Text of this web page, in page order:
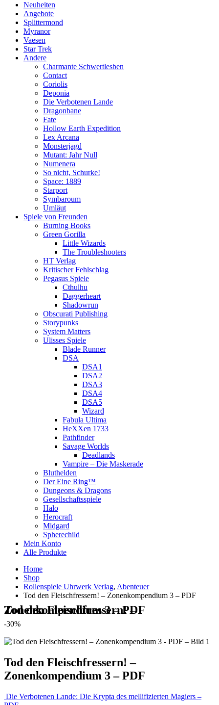
Neuheiten
Angebote
Splittermond
Myranor
Vaesen
Star Trek
Andere
Charmante Schwertlesben
Contact
Coriolis
Deponia
Die Verbotenen Lande
Dragonbane
Fate
Hollow Earth Expedition
Lex Arcana
Monsterjagd
Mutant: Jahr Null
Numenera
So nicht, Schurke!
Space: 1889
Starport
Symbaroum
Umläut
Spiele von Freunden
Burning Books
Green Gorilla
Little Wizards
The Troubleshooters
HT Verlag
Kritischer Fehlschlag
Pegasus Spiele
Cthulhu
Daggerheart
Shadowrun
Obscurati Publishing
Storypunks
System Matters
Ulisses Spiele
Blade Runner
DSA
DSA1
DSA2
DSA3
DSA4
DSA5
Wizard
Fabula Ultima
HeXXen 1733
Pathfinder
Savage Worlds
Deadlands
Vampire – Die Maskerade
Bluthelden
Der Eine Ring™
Dungeons & Dragons
Gesellschaftsspiele
Halo
Herocraft
Midgard
Spherechild
Mein Konto
Alle Produkte
Home
Shop
Rollenspiele Uhrwerk Verlag, Abenteuer
Tod den Fleischfressern! – Zonenkompendium 3 – PDF
Tod den Fleischfressern! – Zonenkompendium 3 – PDF
-30%
Tod den Fleischfressern! –
Zonenkompendium 3 – PDF
Die Verbotenen Lande: Die Krypta des mellifizierten Magiers –